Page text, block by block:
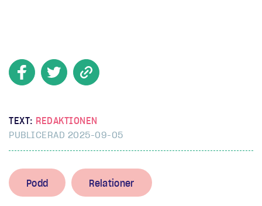
TEXT: REDAKTIONEN
PUBLICERAD 2025-09-05
Podd Relationer